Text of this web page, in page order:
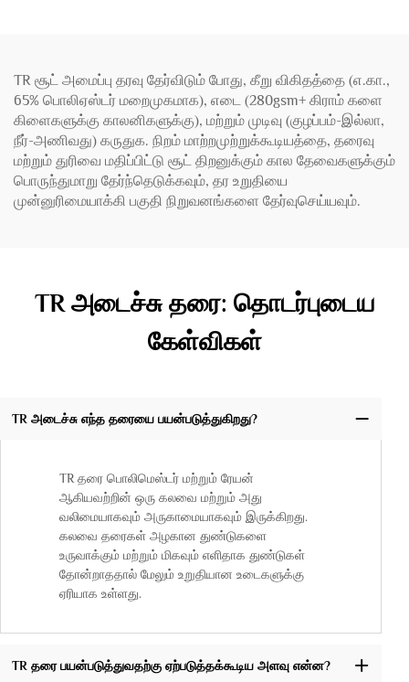
TR சூட் அமைப்பு தரவு தேர்விடும் போது, கீறு விகிதத்தை (எ.கா.,
65% பொலிஏஸ்டர் மறைமுகமாக), எடை (280gsm+ கிராம் களை
கிளைகளுக்கு காலனிகளுக்கு), மற்றும் முடிவு (குழப்பம்-இல்லா,
நீர்-அணிவது) கருதுக. நிறம் மாற்றமுற்றுக்கூடியத்தை, தரைவு
மற்றும் துரிவை மதிப்பிட்டு சூட் திறனுக்கும் கால தேவைகளுக்கும்
பொருந்துமாறு தேர்ந்தெடுக்கவும், தர உறுதியை
முன்னுரிமையாக்கி பகுதி நிறுவனங்களை தேர்வுசெய்யவும்.
TR அடைச்சு தரை: தொடர்புடைய
கேள்விகள்
TR அடைச்சு எந்த தரையை பயன்படுத்துகிறது?
TR தரை பொலிமெஸ்டர் மற்றும் ரேயன்
ஆகியவற்றின் ஒரு கலவை மற்றும் அது
வலிமையாகவும் அருகாமையாகவும் இருக்கிறது.
கலவை தரைகள் அழகான துண்டுகளை
உருவாக்கும் மற்றும் மிகவும் எளிதாக துண்டுகள்
தோன்றாததால் மேலும் உறுதியான உடைகளுக்கு
ஏரியாக உள்ளது.
TR தரை பயன்படுத்துவதற்கு ஏற்படுத்தக்கூடிய அளவு என்ன?